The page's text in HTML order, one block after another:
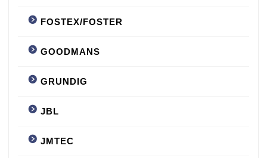
FOSTEX/FOSTER
GOODMANS
GRUNDIG
JBL
JMTEC